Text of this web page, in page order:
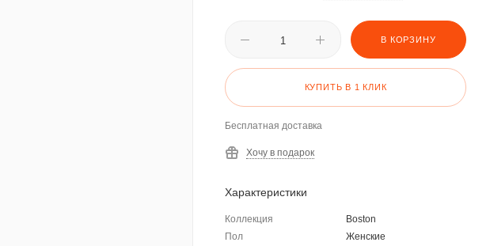
В КОРЗИНУ
КУПИТЬ В 1 КЛИК
Бесплатная доставка
Хочу в подарок
Характеристики
Коллекция
Boston
Пол
Женские